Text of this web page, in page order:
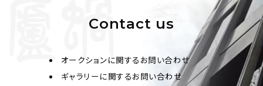
公開終了
Contact us
オークションに関するお問い合わせ
ギャラリーに関するお問い合わせ